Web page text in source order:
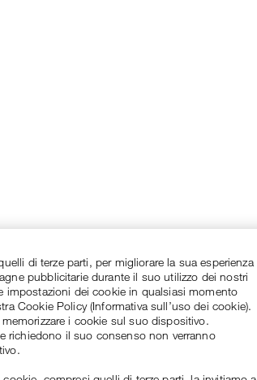
di terze parti, per migliorare la sua esperienza
pubblicitarie durante il suo utilizzo dei nostri
impostazioni dei cookie in qualsiasi momento
Cookie Policy (Informativa sull’uso dei cookie).
i cookie sul suo dispositivo.
richiedono il suo consenso non verranno